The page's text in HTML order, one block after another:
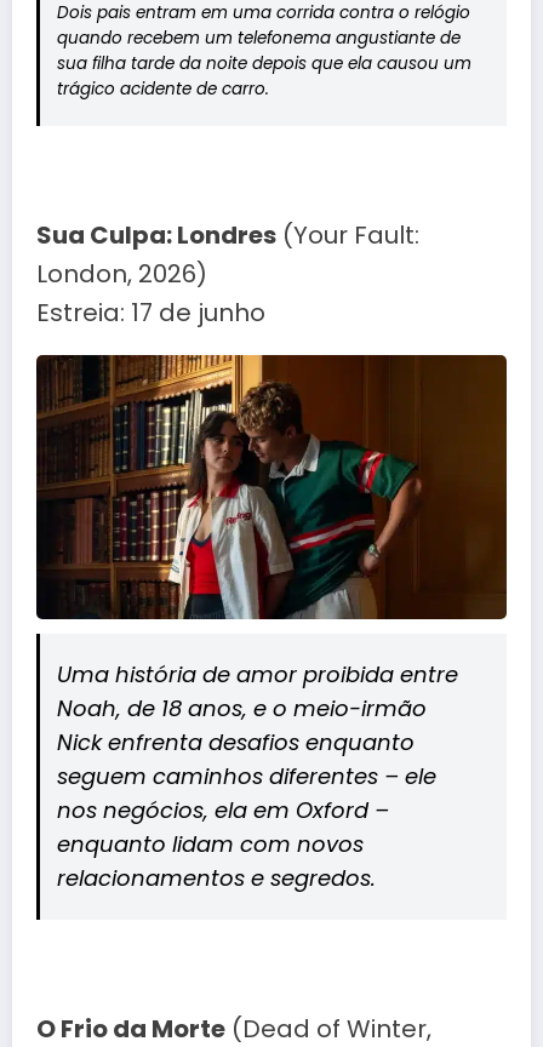
Dois pais entram em uma corrida contra o relógio
quando recebem um telefonema angustiante de
sua filha tarde da noite depois que ela causou um
trágico acidente de carro.
Sua Culpa: Londres (Your Fault:
London, 2026)
Estreia: 17 de junho
Uma história de amor proibida entre
Noah, de 18 anos, e o meio-irmão
Nick enfrenta desafios enquanto
seguem caminhos diferentes – ele
nos negócios, ela em Oxford –
enquanto lidam com novos
relacionamentos e segredos.
O Frio da Morte (Dead of Winter,